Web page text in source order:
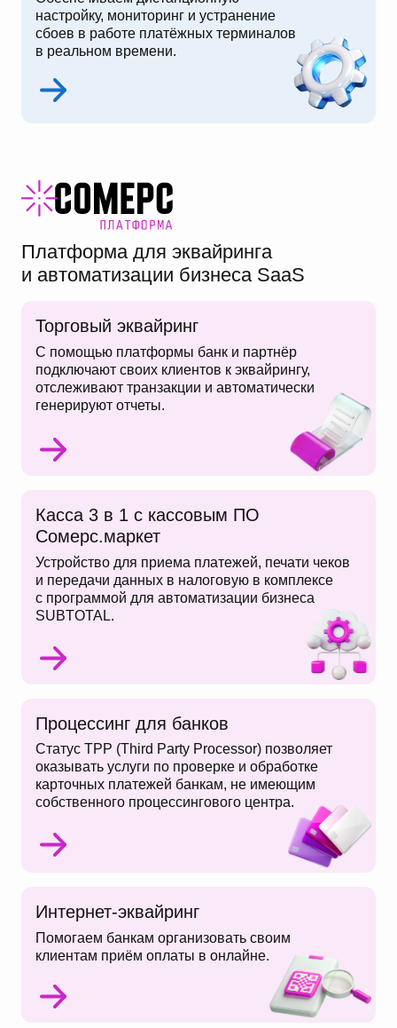
настройку, мониторинг и устранение
сбоев в работе платёжных терминалов
в реальном времени.
Процессинг для банков
Статус TPP (Third Party Processor) позволяет
оказывать услуги по проверке и обработке
карточных платежей банкам, не имеющим
собственного процессингового центра.
Касса 3 в 1 с кассовым ПО
Сомерс.маркет
Устройство для приема платежей, печати чеков
и передачи данных в налоговую в комплексе
с программой для автоматизации бизнеса
SUBTOTAL.
Интернет-эквайринг
Помогаем банкам организовать своим
клиентам приём оплаты в онлайне.
Торговый эквайринг
С помощью платформы банк и партнёр
подключают своих клиентов к эквайрингу,
отслеживают транзакции и автоматически
генерируют отчеты.
Платформа для эквайринга
и автоматизации бизнеса SaaS